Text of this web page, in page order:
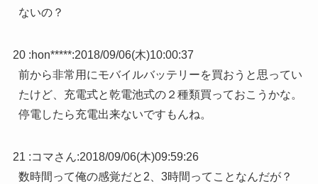
ないの？
20 :hon*****:2018/09/06(木)10:00:37
前から非常用にモバイルバッテリーを買おうと思ってい
たけど、充電式と乾電池式の２種類買っておこうかな。
停電したら充電出来ないですもんね。
21 :コマさん:2018/09/06(木)09:59:26
数時間って俺の感覚だと2、3時間ってことなんだが？